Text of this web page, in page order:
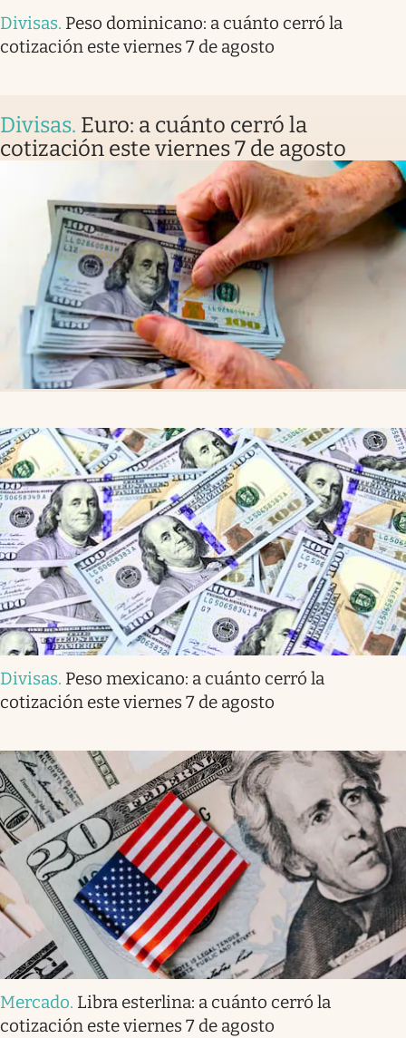
Divisas. Peso dominicano: a cuánto cerró la
cotización este viernes 7 de agosto
Divisas. Euro: a cuánto cerró la
cotización este viernes 7 de agosto
Divisas. Peso mexicano: a cuánto cerró la
cotización este viernes 7 de agosto
Mercado. Libra esterlina: a cuánto cerró la
cotización este viernes 7 de agosto